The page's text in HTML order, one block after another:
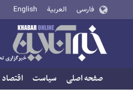
فارسی العربية English
صفحه اصلی سیاست اقتصاد